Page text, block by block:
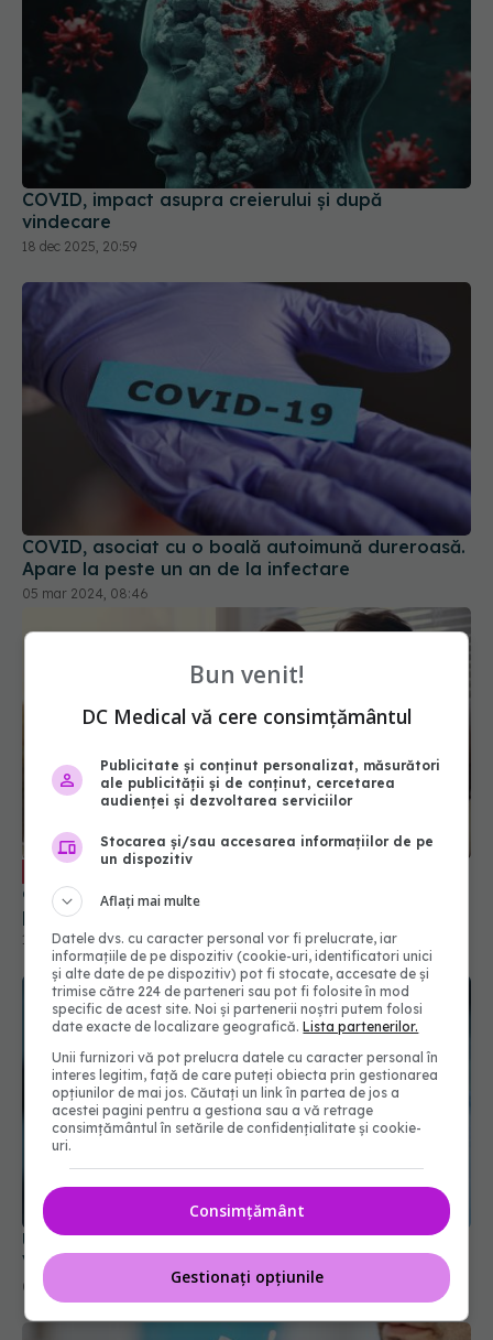
COVID, impact asupra creierului și după
vindecare
18 dec 2025, 20:59
COVID, asociat cu o boală autoimună dureroasă.
Apare la peste un an de la infectare
EXCLUSIV Greșeala mortală pe care o facem
când suntem răciți. Adrian Marinescu: Le luăm ca
pe bomboane
14 dec 2023, 15:44
UE a autorizat vaccinul actualizat pentru COVID.
Vizează tulpina JN.1
09 oct 2024, 18:07
Bun venit!
DC Medical vă cere consimțământul
Publicitate și conținut personalizat, măsurători
ale publicității și de conținut, cercetarea
audienței și dezvoltarea serviciilor
Stocarea și/sau accesarea informațiilor de pe
un dispozitiv
Aflați mai multe
Datele dvs. cu caracter personal vor fi prelucrate, iar
informațiile de pe dispozitiv (cookie-uri, identificatori unici
și alte date de pe dispozitiv) pot fi stocate, accesate de și
trimise către 224 de parteneri sau pot fi folosite în mod
specific de acest site. Noi și partenerii noștri putem folosi
date exacte de localizare geografică.Lista partenerilor.
Unii furnizori vă pot prelucra datele cu caracter personal în
interes legitim, față de care puteți obiecta prin gestionarea
opțiunilor de mai jos. Căutați un link în partea de jos a
acestei pagini pentru a gestiona sau a vă retrage
consimțământul în setările de confidențialitate și cookie-
uri.
Consimțământ
Gestionați opțiunile